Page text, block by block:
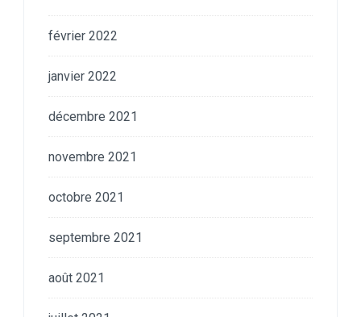
février 2022
janvier 2022
décembre 2021
novembre 2021
octobre 2021
septembre 2021
août 2021